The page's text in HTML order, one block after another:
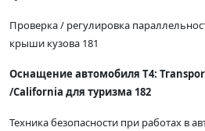
Проверка / регулировка
крыши кузова 181
Оснащение автомобиля Т4:
/California для туризма 182
Техника безопасности при работах в